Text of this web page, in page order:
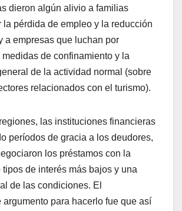
dieron algún alivio a familias
la pérdida de empleo y la reducción
a empresas que luchan por
de confinamiento y la
de la actividad normal (sobre
relacionados con el turismo).
las instituciones financieras
períodos de gracia a los deudores,
los préstamos con la
de interés más bajos y una
de las condiciones. El
argumento para hacerlo fue que así